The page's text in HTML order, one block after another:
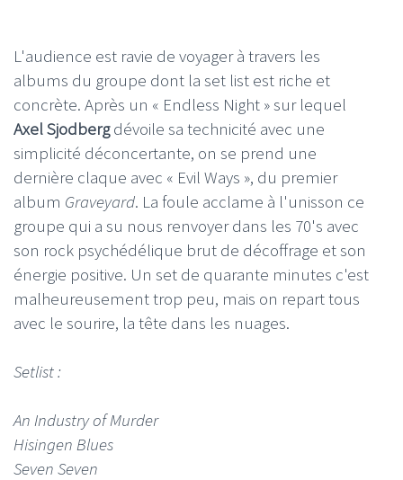
L'audience est ravie de voyager à travers les
albums du groupe dont la set list est riche et
concrète. Après un « Endless Night » sur lequel
Axel Sjodbergdévoile sa technicité avec une
simplicité déconcertante, on se prend une
dernière claque avec « Evil Ways », du premier
album Graveyard. La foule acclame à l'unisson ce
groupe qui a su nous renvoyer dans les 70's avec
son rock psychédélique brut de décoffrage et son
énergie positive. Un set de quarante minutes c'est
malheureusement trop peu, mais on repart tous
avec le sourire, la tête dans les nuages.
Setlist :
An Industry of Murder
Hisingen Blues
Seven Seven